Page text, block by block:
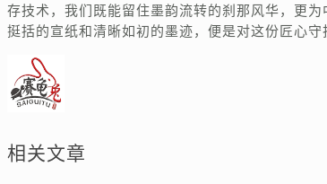
存技术，我们既能留住墨韵流转的刹那风华，更
挺括的宣纸和清晰如初的墨迹，便是对这份匠心守
相关文章